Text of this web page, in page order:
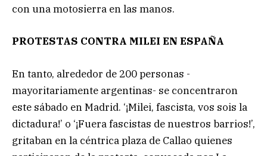
con una motosierra en las manos.
PROTESTAS CONTRA MILEI EN ESPAÑA
En tanto, alrededor de 200 personas -
mayoritariamente argentinas- se concentraron
este sábado en Madrid. ‘¡Milei, fascista, vos sois la
dictadura!’ o ‘¡Fuera fascistas de nuestros barrios!’,
gritaban en la céntrica plaza de Callao quienes